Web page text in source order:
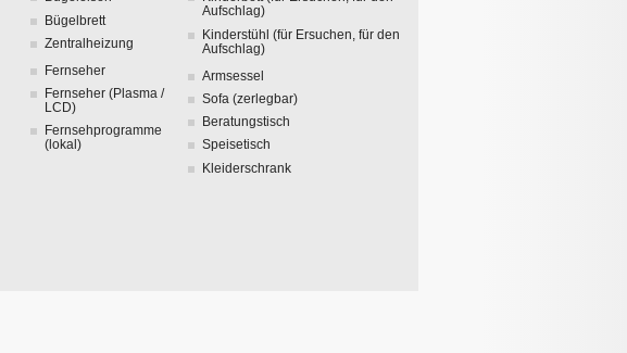
Bügelbrett
Zentralheizung
Fernseher
Fernseher (Plasma /
LCD)
Fernsehprogramme
(lokal)
Aufschlag)
Kinderstühl (für Ersuchen, für den
Aufschlag)
Armsessel
Sofa (zerlegbar)
Beratungstisch
Speisetisch
Kleiderschrank